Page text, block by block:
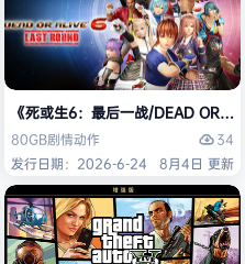
《死或生6：最后一战/DEAD OR
80GB剧情动作
34
发行日期：2026-6-24
8月4日 更新